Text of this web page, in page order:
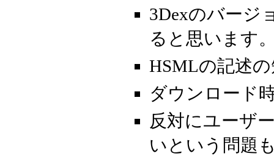
3Dexのバージ
ると思います
HSMLの記述
ダウンロード
反対にユーザ
いという問題